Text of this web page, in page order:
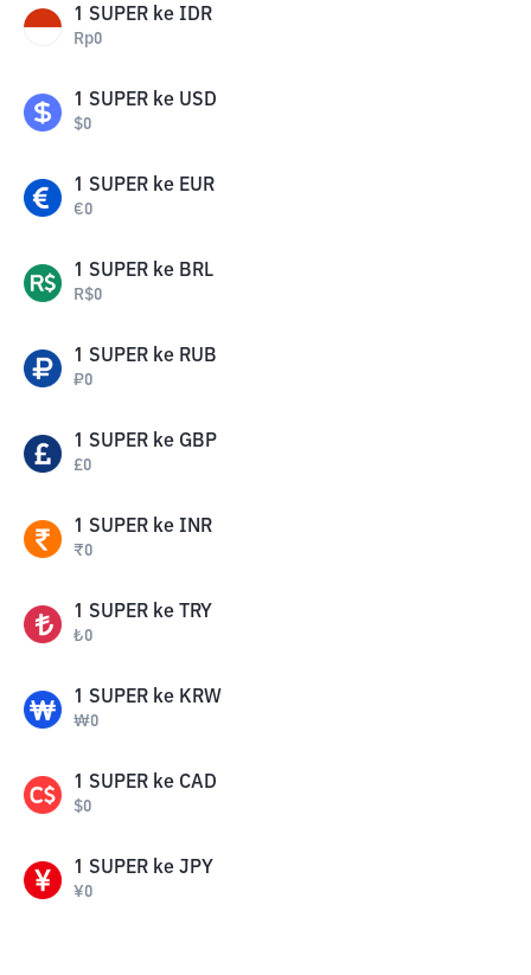
1 SUPER ke IDR
Rp0
1 SUPER ke USD
$0
1 SUPER ke EUR
€0
1 SUPER ke BRL
R$0
1 SUPER ke RUB
₽0
1 SUPER ke GBP
£0
1 SUPER ke INR
₹0
1 SUPER ke TRY
₺0
1 SUPER ke KRW
₩0
1 SUPER ke CAD
$0
1 SUPER ke JPY
¥0